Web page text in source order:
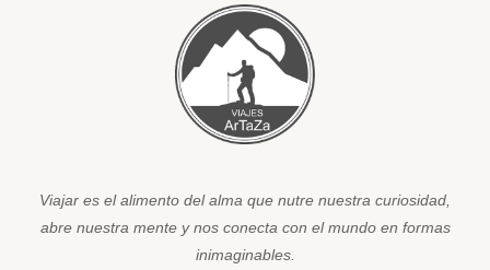
Viajar es el alimento del alma que nutre nuestra curiosidad,
abre nuestra mente y nos conecta con el mundo en formas
inimaginables.